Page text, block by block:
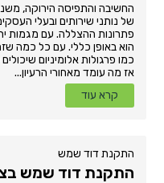
החשיבה והתפיסה הירוקה,
של נותני שירותים ובעלי
פתרונות ההצללה. עם מגמות
הוא באופן כללי. עם כל כמה
כמו פרגולות אלומיניום
אז מה עומד מאחורי הרעיון...
קרא עוד
התקנת דוד שמש
התקנת דוד שמש